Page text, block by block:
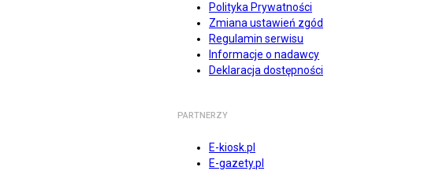
Polityka Prywatności
Zmiana ustawień zgód
Regulamin serwisu
Informacje o nadawcy
Deklaracja dostępności
PARTNERZY
E-kiosk.pl
E-gazety.pl